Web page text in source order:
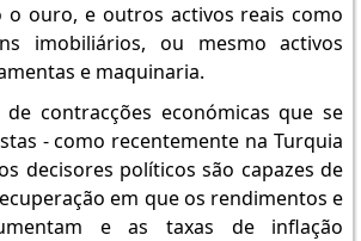
o ouro, e outros activos reais como
imobiliários, ou mesmo activos
e maquinaria.
contracções económicas que se
- como recentemente na Turquia
decisores políticos são capazes de
em que os rendimentos e
e as taxas de inflação